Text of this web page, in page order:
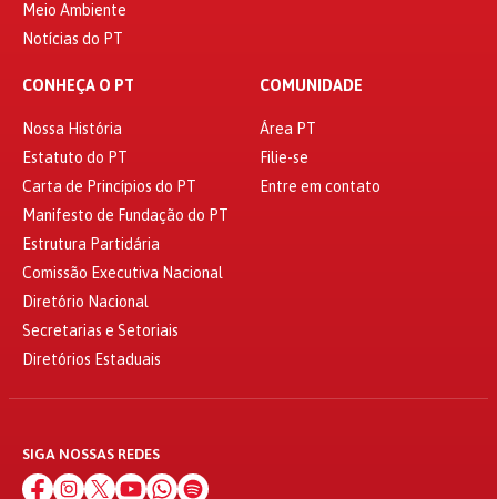
Meio Ambiente
Notícias do PT
CONHEÇA O PT
Nossa História
Estatuto do PT
Carta de Princípios do PT
Manifesto de Fundação do PT
Estrutura Partidária
Comissão Executiva Nacional
Diretório Nacional
Secretarias e Setoriais
Diretórios Estaduais
COMUNIDADE
Área PT
Filie-se
Entre em contato
SIGA NOSSAS REDES